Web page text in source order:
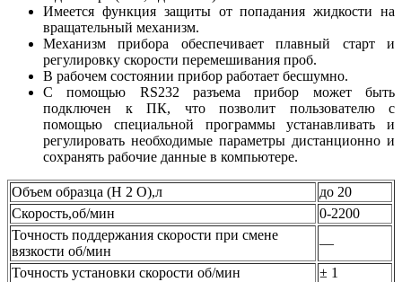
Имеется функция защиты от попадания жидкости на
вращательный механизм.
Механизм прибора обеспечивает плавный старт и
регулировку скорости перемешивания проб.
В рабочем состоянии прибор работает бесшумно.
С помощью RS232 разъема прибор может быть
подключен к ПК, что позволит пользователю с
помощью специальной программы устанавливать и
регулировать необходимые параметры дистанционно и
сохранять рабочие данные в компьютере.
Объем образца (H 2 O),л
до 20
Скорость,об/мин
0-2200
Точность поддержания скорости при смене
вязкости об/мин
—
Точность установки скорости об/мин
± 1